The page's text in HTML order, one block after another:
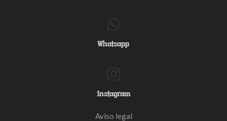
Whatsapp
Instagram
Aviso legal